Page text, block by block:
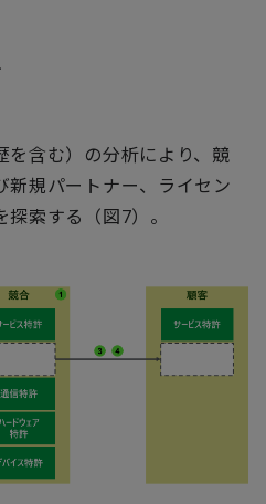
を含む）の分析により、競
新規パートナー、ライセン
索する（図7）。